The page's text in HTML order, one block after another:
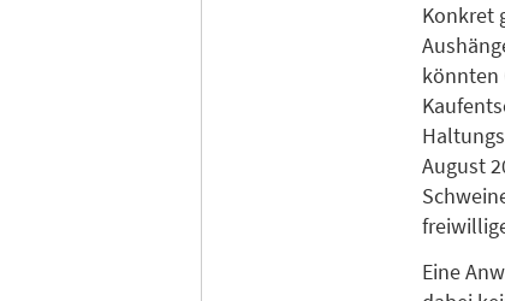
Konkret
könnten
August
Eine